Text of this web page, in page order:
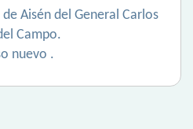
Aisén del General Carlos
Campo.
nuevo .